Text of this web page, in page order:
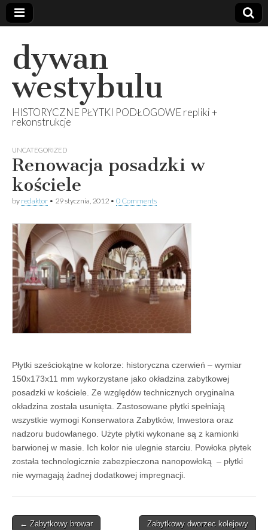
dywan
westybulu
HISTORYCZNE PŁYTKI PODŁOGOWE repliki +
rekonstrukcje
UNCATEGORIZED
Renowacja posadzki w
kościele
by redaktor • 29 stycznia, 2012 • 0 Comments
Płytki sześciokątne w kolorze: historyczna czerwień – wymiar
150x173x11 mm wykorzystane jako okładzina zabytkowej
posadzki w kościele. Ze względów technicznych oryginalna
okładzina została usunięta. Zastosowane płytki spełniają
wszystkie wymogi Konserwatora Zabytków, Inwestora oraz
nadzoru budowlanego. Użyte płytki wykonane są z kamionki
barwionej w masie. Ich kolor nie ulegnie starciu. Powłoka płytek
została technologicznie zabezpieczona nanopowłoką – płytki
nie wymagają żadnej dodatkowej impregnacji.
Post
← Zabytkowy browar
Zabytkowy dworzec kolejowy